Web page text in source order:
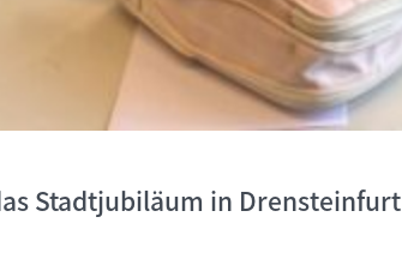
Stadtjubiläum in Drensteinfurt